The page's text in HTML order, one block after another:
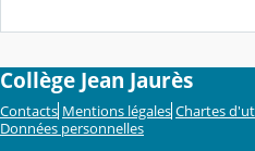
Collège Jean Jaurès
Contacts Mentions légales Chartes
Données personnelles